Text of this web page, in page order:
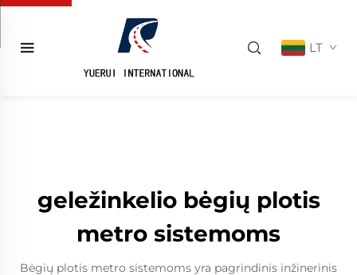
LT
geležinkelio bėgių plotis
metro sistemoms
Bėgių plotis metro sistemoms yra pagrindinis inžinerinis